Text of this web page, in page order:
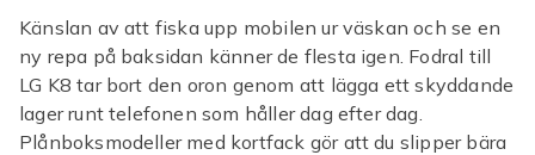
Känslan av att fiska upp mobilen ur väskan och se en
ny repa på baksidan känner de flesta igen. Fodral till
LG K8 tar bort den oron genom att lägga ett skyddande
lager runt telefonen som håller dag efter dag.
Plånboksmodeller med kortfack gör att du slipper bära